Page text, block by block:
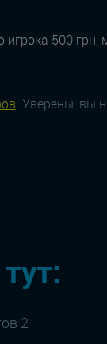
500
. Уверены, вы
2